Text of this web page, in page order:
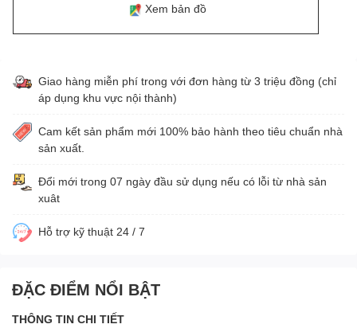
Xem bản đồ
Giao hàng miễn phí trong với đơn hàng từ 3 triệu đồng (chỉ
áp dụng khu vực nội thành)
Cam kết sản phẩm mới 100% bảo hành theo tiêu chuẩn nhà
sản xuất.
Đổi mới trong 07 ngày đầu sử dụng nếu có lỗi từ nhà sản
xuât
Hỗ trợ kỹ thuật 24 / 7
ĐẶC ĐIỂM NỔI BẬT
THÔNG TIN CHI TIẾT